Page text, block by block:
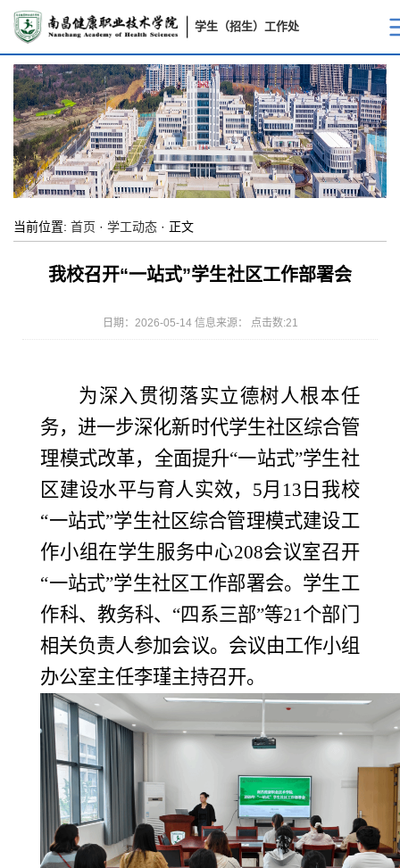
学生（招生）工作处
当前位置: 首页 · 学工动态 · 正文
我校召开“一站式”学生社区工作部署会
日期：2026-05-14 信息来源： 点击数:21
为深入贯彻落实立德树人根本任
务，进一步深化新时代学生社区综合管
理模式改革，全面提升“一站式”学生社
区建设水平与育人实效，5月13日我校
“一站式”学生社区综合管理模式建设工
作小组在学生服务中心208会议室召开
“一站式”学生社区工作部署会。学生工
作科、教务科、“四系三部”等21个部门
相关负责人参加会议。会议由工作小组
办公室主任李瑾主持召开。